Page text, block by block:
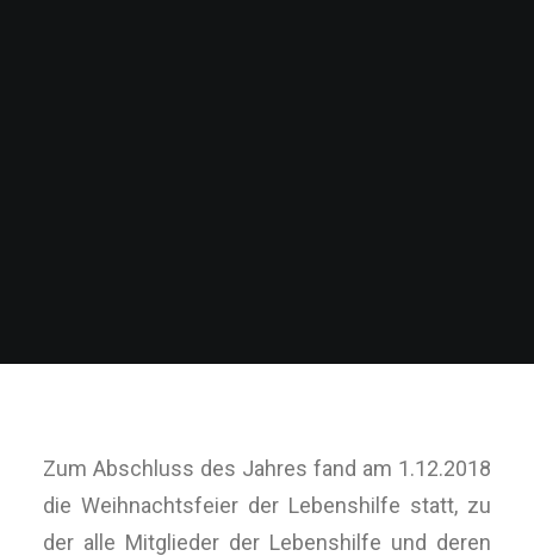
Zum Abschluss des Jahres fand am 1.12.2018
die Weihnachtsfeier der Lebenshilfe statt, zu
der alle Mitglieder der Lebenshilfe und deren